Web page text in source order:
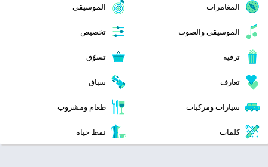
المغامرات الموسيقى
الموسيقى والصوت تخصيص
ترفيه تسوّق
تعارف سباق
سيارات ومركبات طعام ومشروب
كلمات نمط حياة